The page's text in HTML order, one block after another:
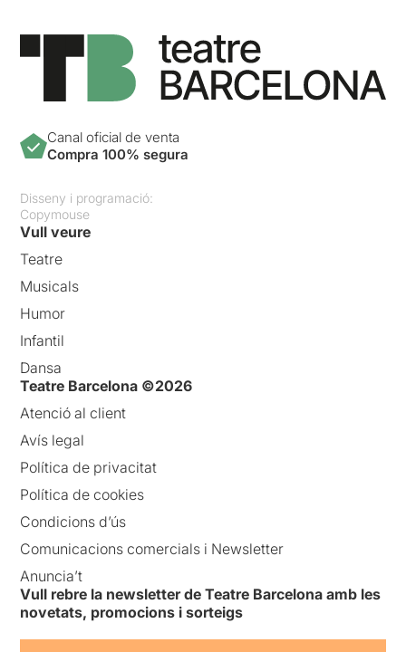
Canal oficial de venta
Compra 100% segura
Disseny i programació:
Copymouse
Vull veure
Teatre
Musicals
Humor
Infantil
Dansa
Teatre Barcelona ©2026
Atenció al client
Avís legal
Política de privacitat
Política de cookies
Condicions d’ús
Comunicacions comercials i Newsletter
Anuncia’t
Vull rebre la newsletter de Teatre Barcelona amb les
novetats, promocions i sorteigs